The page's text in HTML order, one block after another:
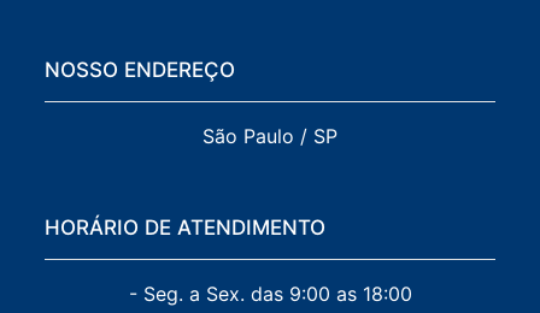
NOSSO ENDEREÇO
São Paulo / SP
HORÁRIO DE ATENDIMENTO
- Seg. a Sex. das 9:00 as 18:00